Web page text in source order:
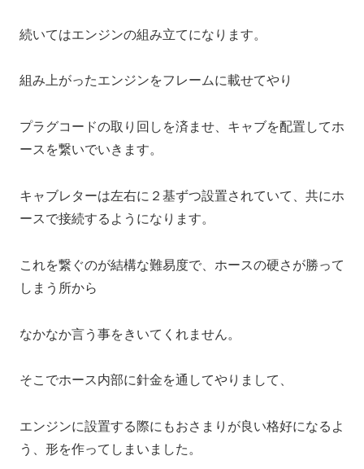
続いてはエンジンの組み立てになります。
組み上がったエンジンをフレームに載せてやり
プラグコードの取り回しを済ませ、キャブを配置してホ
ースを繋いでいきます。
キャブレターは左右に２基ずつ設置されていて、共にホ
ースで接続するようになります。
これを繋ぐのが結構な難易度で、ホースの硬さが勝って
しまう所から
なかなか言う事をきいてくれません。
そこでホース内部に針金を通してやりまして、
エンジンに設置する際にもおさまりが良い格好になるよ
う、形を作ってしまいました。